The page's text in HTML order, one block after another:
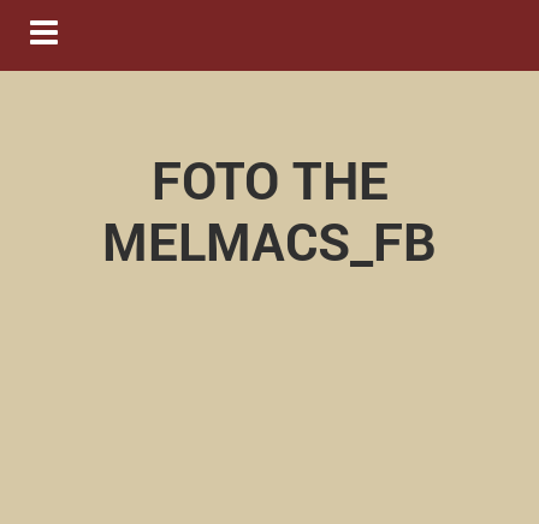
Navigation ein-/ausblenden
FOTO THE
MELMACS_FB